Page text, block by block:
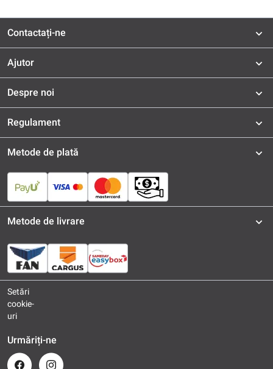
Contactați-ne
Ajutor
Despre noi
Regulament
Metode de plată
Metode de livrare
Setări
cookie-
uri
Urmăriți-ne